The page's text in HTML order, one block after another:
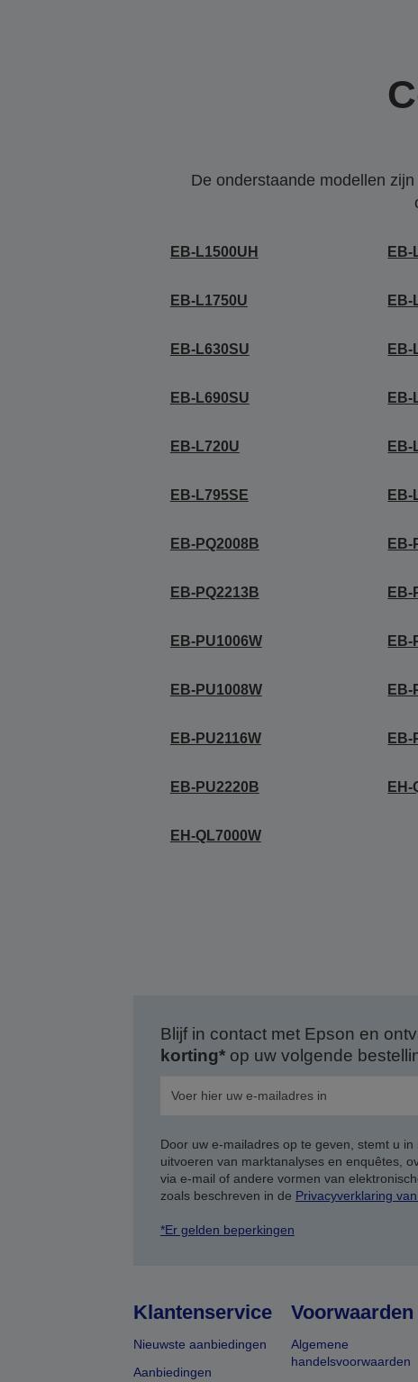
De onderstaande modellen
EB-L1500UH EB-
EB-L1750U EB-
EB-L630SU EB-
EB-L690SU EB-
EB-L720U EB-
EB-L795SE EB-
EB-PQ2008B EB-
EB-PQ2213B EB-
EB-PU1006W EB-
EB-PU1008W EB-
EB-PU2116W EB-
EB-PU2220B EH-
EH-QL7000W
Blijf in contact met Epson en
korting*op uw volgende
Door uw e-mailadres op te geven, stemt u
uitvoeren van marktanalyses en enquêtes,
via e-mail of andere vormen van
zoals beschreven in de Privacyverklaring
*Er gelden beperkingen
Klantenservice
Nieuwste aanbiedingen
Aanbiedingen
Voorwaarden
Algemene
handelsvoorwaarden